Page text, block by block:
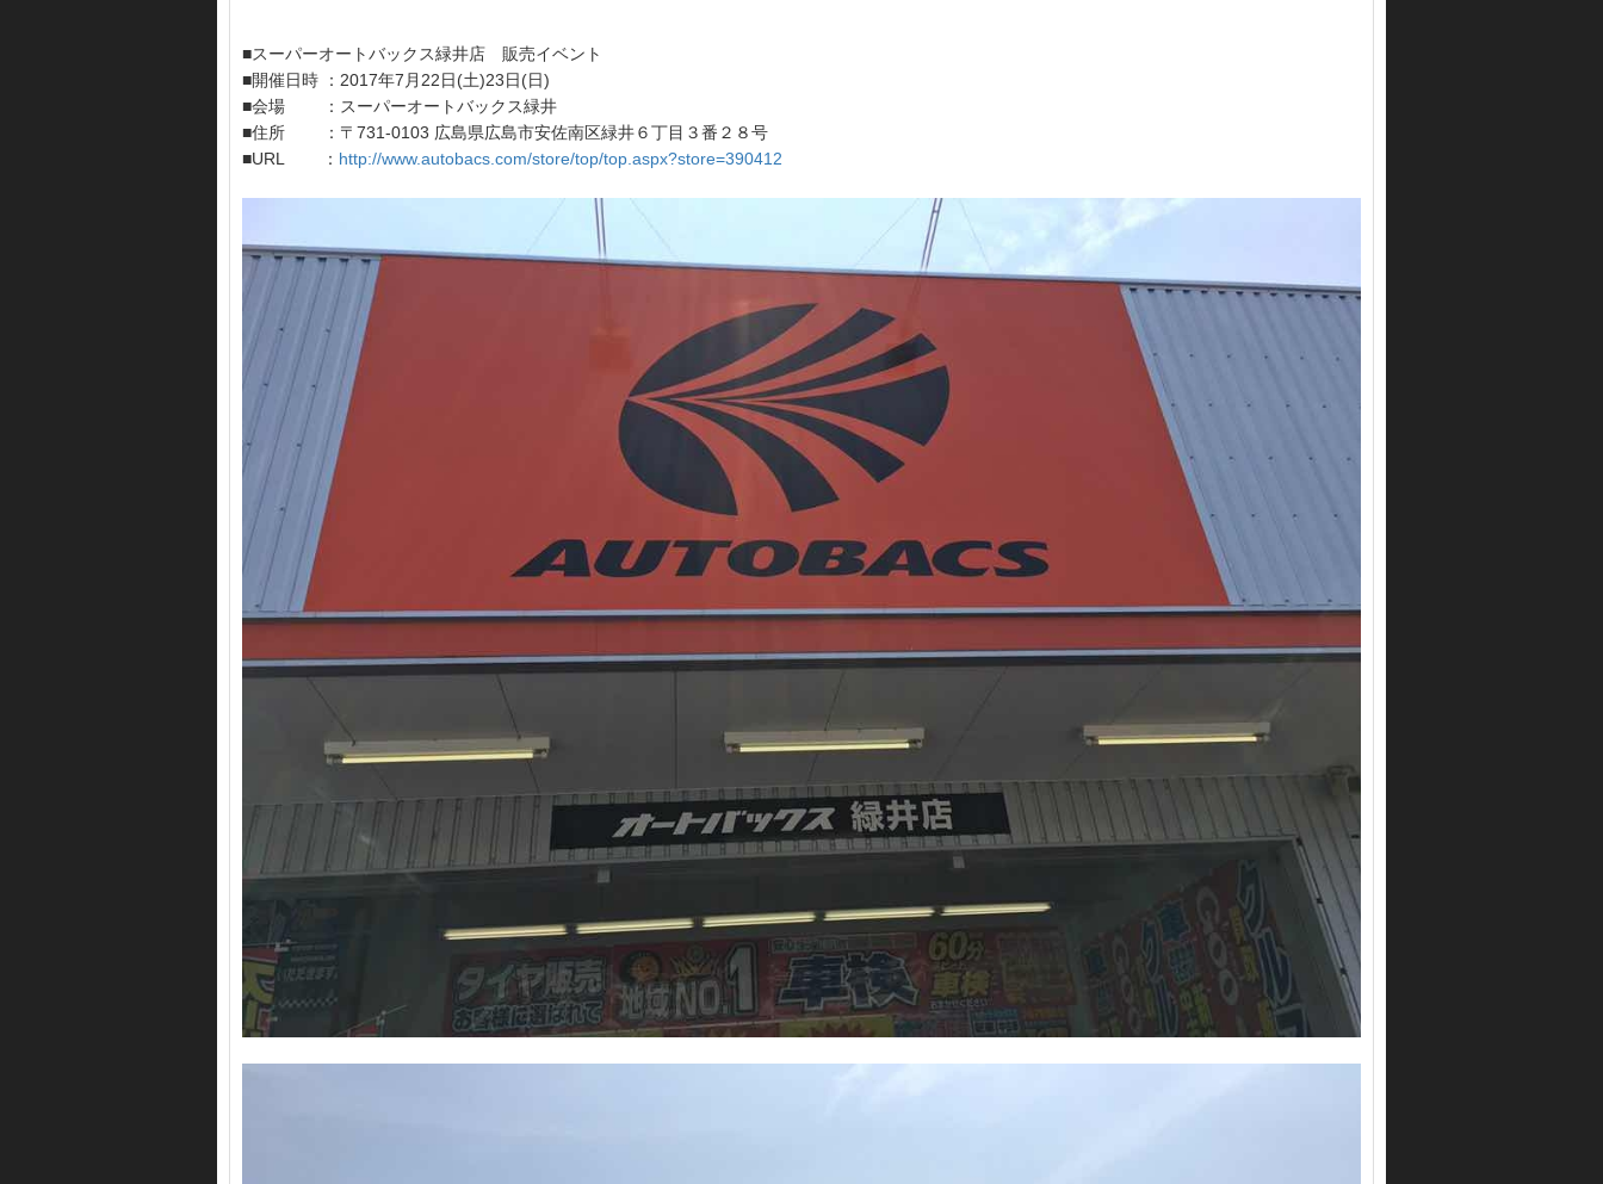
■スーパーオートバックス緑井店 販売イベント
■開催日時 ：2017年7月22日(土)23日(日)
■会場 ：スーパーオートバックス緑井
■住所 ：〒731-0103 広島県広島市安佐南区緑井６丁目３番２８号
■URL ： http://www.autobacs.com/store/top/top.aspx?store=390412